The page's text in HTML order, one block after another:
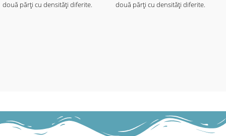
două părți cu densități diferite.
- Material 100% poliester.
două părți cu densități diferite.
- Material 100% poliester.